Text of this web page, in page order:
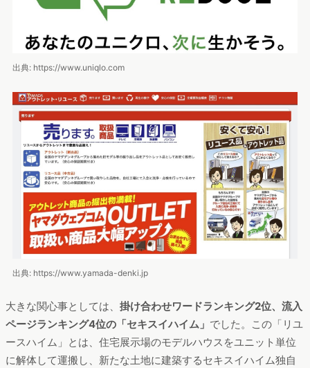
出典: https://www.uniqlo.com
出典: https://www.yamada-denki.jp
大きな関心事としては、 掛け合わせワードランキング2位、流入
ページランキング4位の「セキスイハイム」 でした。この「リユ
ースハイム」とは、住宅展示場のモデルハウスをユニット単位
に解体して運搬し、新たな土地に建築するセキスイハイム独自